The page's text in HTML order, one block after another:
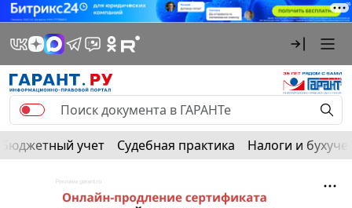
Бюджетный учет Судебная практика Налоги и